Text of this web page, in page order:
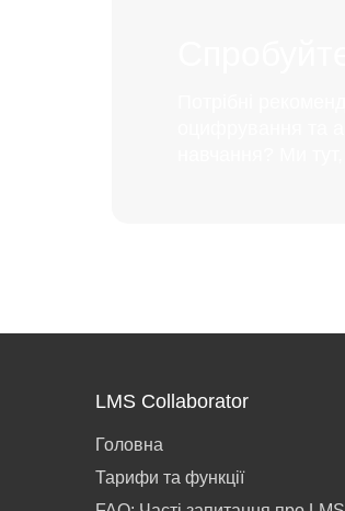
LMS Collaborator
Головна
Тарифи та функції